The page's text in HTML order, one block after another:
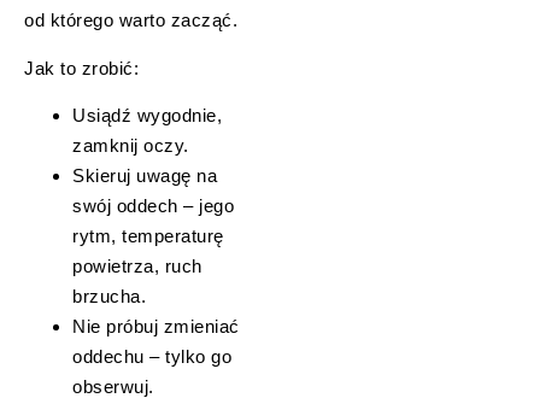
od którego warto zacząć.
Jak to zrobić:
Usiądź wygodnie,
zamknij oczy.
Skieruj uwagę na
swój oddech – jego
rytm, temperaturę
powietrza, ruch
brzucha.
Nie próbuj zmieniać
oddechu – tylko go
obserwuj.